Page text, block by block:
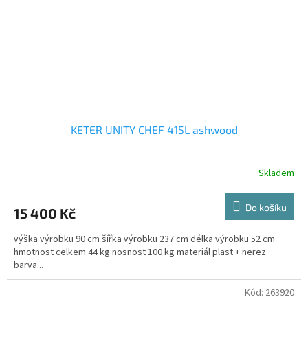
KETER UNITY CHEF 415L ashwood
Skladem
15 400 Kč Do košíku
výška výrobku 90 cm šířka výrobku 237 cm délka výrobku 52 cm
hmotnost celkem 44 kg nosnost 100 kg materiál plast + nerez
barva...
Kód: 263920